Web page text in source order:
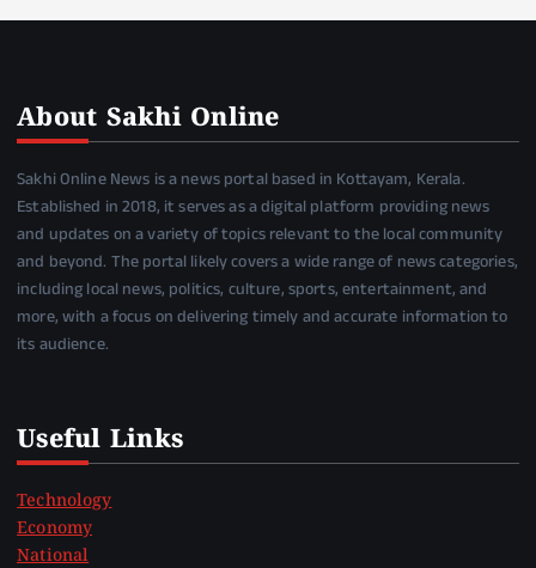
About Sakhi Online
Sakhi Online News is a news portal based in Kottayam, Kerala.
Established in 2018, it serves as a digital platform providing news
and updates on a variety of topics relevant to the local community
and beyond. The portal likely covers a wide range of news categories,
including local news, politics, culture, sports, entertainment, and
more, with a focus on delivering timely and accurate information to
its audience.
Useful Links
Technology
Economy
National